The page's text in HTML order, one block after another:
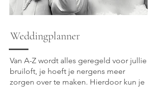
Weddingplanner
Van A-Z wordt alles geregeld voor jullie
bruiloft, je hoeft je nergens meer
zorgen over te maken. Hierdoor kun je